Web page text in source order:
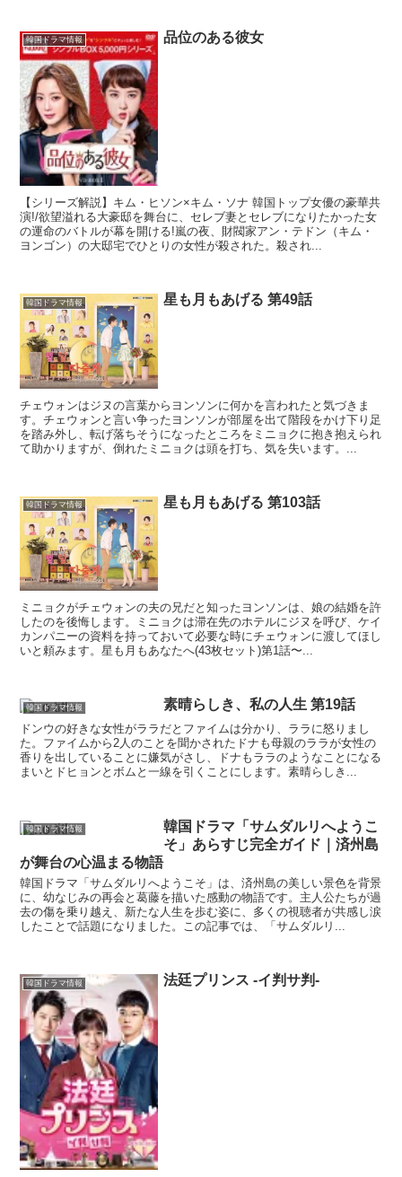
韓国ドラマ情報 品位のある彼女
【シリーズ解説】キム・ヒソン×キム・ソナ 韓国トップ女優の豪華共
演!/欲望溢れる大豪邸を舞台に、セレブ妻とセレブになりたかった女
の運命のバトルが幕を開ける!嵐の夜、財閥家アン・テドン（キム・
ヨンゴン）の大邸宅でひとりの女性が殺された。殺され...
韓国ドラマ情報 星も月もあげる 第49話
チェウォンはジヌの言葉からヨンソンに何かを言われたと気づきま
す。チェウォンと言い争ったヨンソンが部屋を出て階段をかけ下り足
を踏み外し、転げ落ちそうになったところをミニョクに抱き抱えられ
て助かりますが、倒れたミニョクは頭を打ち、気を失います。...
韓国ドラマ情報 星も月もあげる 第103話
ミニョクがチェウォンの夫の兄だと知ったヨンソンは、娘の結婚を許
したのを後悔します。ミニョクは滞在先のホテルにジヌを呼び、ケイ
カンパニーの資料を持っておいて必要な時にチェウォンに渡してほし
いと頼みます。星も月もあなたへ(43枚セット)第1話〜...
韓国ドラマ情報 素晴らしき、私の人生 第19話
ドンウの好きな女性がララだとファイムは分かり、ララに怒りまし
た。ファイムから2人のことを聞かされたドナも母親のララが女性の
香りを出していることに嫌気がさし、ドナもララのようなことになる
まいとドヒョンとボムと一線を引くことにします。素晴らしき...
韓国ドラマ情報
韓国ドラマ「サムダルリへようこ
そ」あらすじ完全ガイド｜済州島
が舞台の心温まる物語
韓国ドラマ「サムダルリへようこそ」は、済州島の美しい景色を背景
に、幼なじみの再会と葛藤を描いた感動の物語です。主人公たちが過
去の傷を乗り越え、新たな人生を歩む姿に、多くの視聴者が共感し涙
したことで話題になりました。この記事では、「サムダルリ...
韓国ドラマ情報 法廷プリンス -イ判サ判-